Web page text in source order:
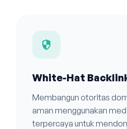
security
White-Hat
Membangun otoritas
aman menggunakan
terpercaya untuk